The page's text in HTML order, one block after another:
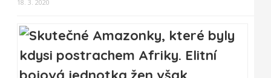
18. 3. 2020